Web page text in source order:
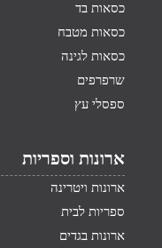
כסאות בד
כסאות מטבח
כסאות לגינה
שרפרפים
ספסלי עץ
ארונות וספריות
ארונות ויטרינה
ספריות לבית
ארונות בגדים